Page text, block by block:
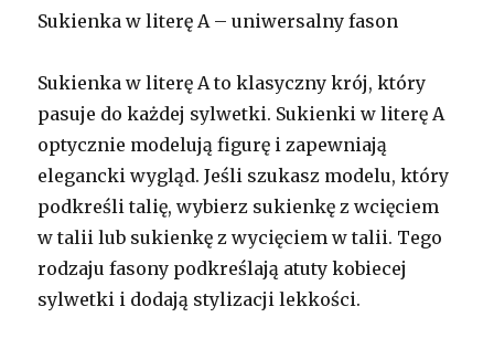
Sukienka w literę A – uniwersalny fason
Sukienka w literę A to klasyczny krój, który
pasuje do każdej sylwetki. Sukienki w literę A
optycznie modelują figurę i zapewniają
elegancki wygląd. Jeśli szukasz modelu, który
podkreśli talię, wybierz sukienkę z wcięciem
w talii lub sukienkę z wycięciem w talii. Tego
rodzaju fasony podkreślają atuty kobiecej
sylwetki i dodają stylizacji lekkości.